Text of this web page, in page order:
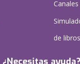
de libros